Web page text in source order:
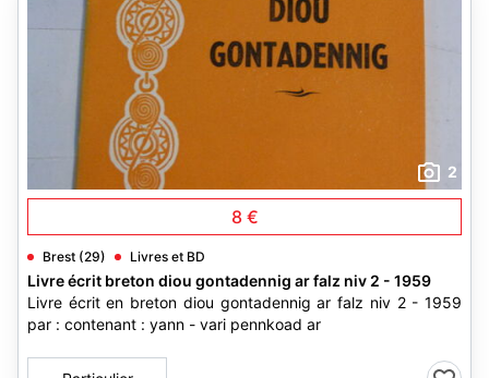
2
8 €
Brest (29) Livres et BD
Livre écrit breton diou gontadennig ar falz niv 2 - 1959
Livre écrit en breton diou gontadennig ar falz niv 2 - 1959
par : contenant : yann - vari pennkoad ar